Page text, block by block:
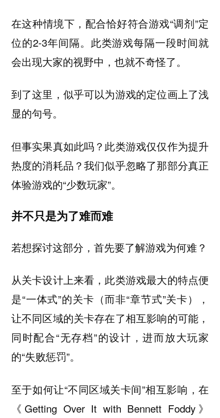
在这种情境下，配合恰好符合游戏“调剂”定
位的2-3年间隔。此类游戏每隔一段时间就
会出现大家的视野中，也就不奇怪了。
到了这里，似乎可以为游戏的定位画上了浅
显的句号。
但事实果真如此吗？此类游戏仅仅作为提升
热度的消耗品？我们似乎忽略了那部分真正
体验游戏的“少数玩家”。
并不只是为了难而难
若想探讨这部分，首先要了解游戏为何难？
从关卡设计上来看，此类游戏最大的特点便
是“一体式”的关卡（而非“章节式”关卡），
让不同区域的关卡存在了相互影响的可能，
同时配合“无存档”的设计，进而放大玩家
的“失败惩罚”。
至于如何让“不同区域关卡间”相互影响，在
《Getting Over It with Bennett Foddy》